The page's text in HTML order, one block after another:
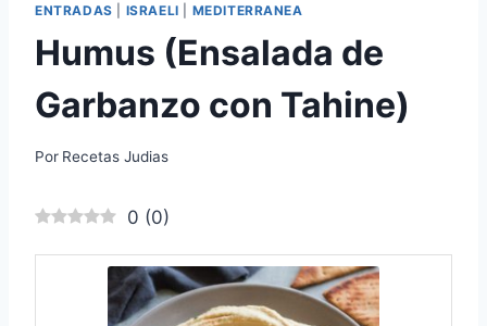
ENTRADAS ISRAELI MEDITERRANEA
Humus (Ensalada de
Garbanzo con Tahine)
Por Recetas Judias
0 (0)